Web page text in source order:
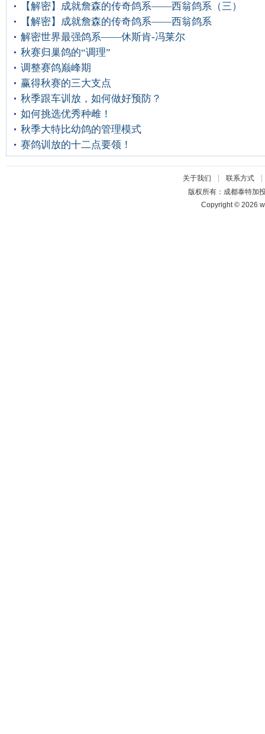
【解密】成就詹森的传奇鸽系——西翁鸽系（三）
【解密】成就詹森的传奇鸽系——西翁鸽系
解密世界最强鸽系——休斯肯-冯莱尔
秋赛归巢鸽的“调理”
调整赛鸽巅峰期
赢得秋赛的三大支点
秋季跟车训放，如何做好预防？
如何挑选优秀种雌！
秋季大特比幼鸽的管理模式
赛鸽训放的十二点要领！
关于我们 联系方式
版权所有：成都泰特加
Copyright © 2026